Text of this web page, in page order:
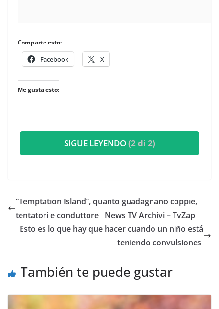
Comparte esto:
Facebook X
Me gusta esto:
SIGUE LEYENDO(2 di 2)
“Temptation Island”, quanto guadagnano coppie,
tentatori e conduttore ​News TV Archivi – TvZap
​Esto es lo que hay que hacer cuando un niño está
teniendo convulsiones
También te puede gustar